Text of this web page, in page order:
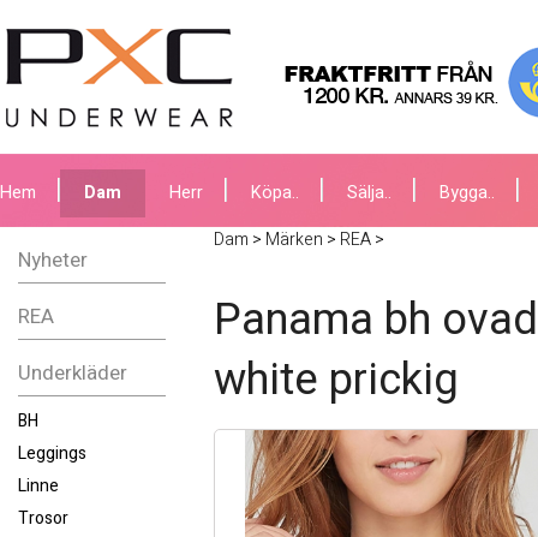
Hem Dam Herr Köpa.. Sälja.. Bygga..
Nyheter
REA
Underkläder
BH
Leggings
Linne
Trosor
Dam > Märken > REA>
Panama bh
white prickig